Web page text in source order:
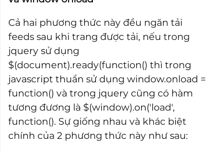
Cả hai phương thức này đều ngăn tải
feeds sau khi trang được tải, nếu trong
jquery sử dụng
$(document).ready(function() thì trong
javascript thuần sử dụng window.onload =
function() và trong jquery cũng có hàm
tương đương là $(window).on('load',
function(). Sự giống nhau và khác biệt
chính của 2 phương thức này như sau: